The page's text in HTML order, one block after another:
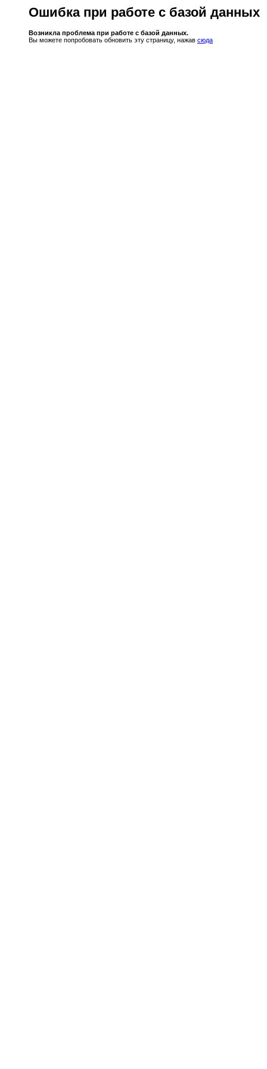
Ошибка при работе с базой данных
Возникла проблема при работе с базой данных.
Вы можете попробовать обновить эту страницу, нажав сюда